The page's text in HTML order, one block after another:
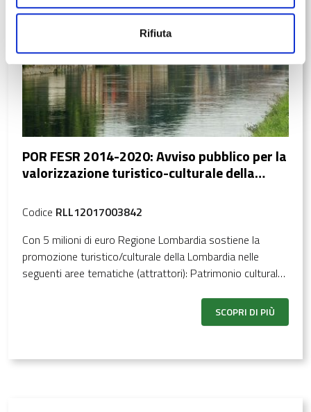
Rifiuta
POR FESR 2014-2020: Avviso pubblico per la
valorizzazione turistico-culturale della
Codice RLL12017003842
Con 5 milioni di euro Regione Lombardia sostiene la
promozione turistico/culturale della Lombardia nelle
seguenti aree tematiche (attrattori): Patrimonio culturale
contemporanea e Patrimonio archeologico.SCOPRI DI PIÙ